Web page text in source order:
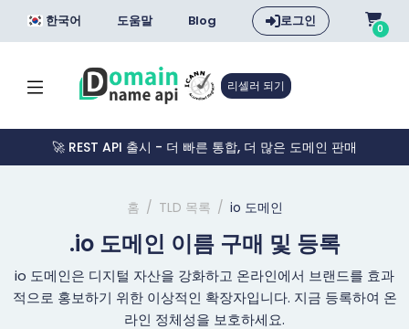
한국어 도움말 Blog 로그인 0
리셀러 되기
🚀 REST API 출시 - 더 빠른 통합, 더 많은 도메인 판매
홈 TLD 목록 io 도메인
.io 도메인 이름 구매 및 등록
io 도메인은 디지털 자산을 강화하고 온라인에서 브랜드를 효과
적으로 홍보하기 위한 이상적인 확장자입니다. 지금 등록하여 온
라인 정체성을 보호하세요.